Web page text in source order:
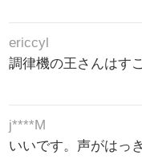
ericcyl
調律機の王さんはす
j****M
いいです。声がはっ